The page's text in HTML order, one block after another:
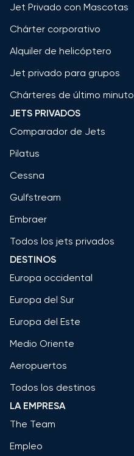
Jet Privado con Mascotas
Chárter corporativo
Alquiler de helicóptero
Jet privado para grupos
Chárteres de último minuto
JETS PRIVADOS
Comparador de Jets
Pilatus
Cessna
Gulfstream
Embraer
Todos los jets privados
DESTINOS
Europa occidental
Europa del Sur
Europa del Este
Medio Oriente
Aeropuertos
Todos los destinos
LA EMPRESA
The Team
Empleo